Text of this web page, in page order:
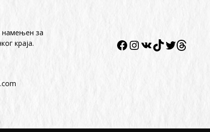
намењен за
краја.
Facebook
Instagram
VKTikTok
Twitter
Twitter